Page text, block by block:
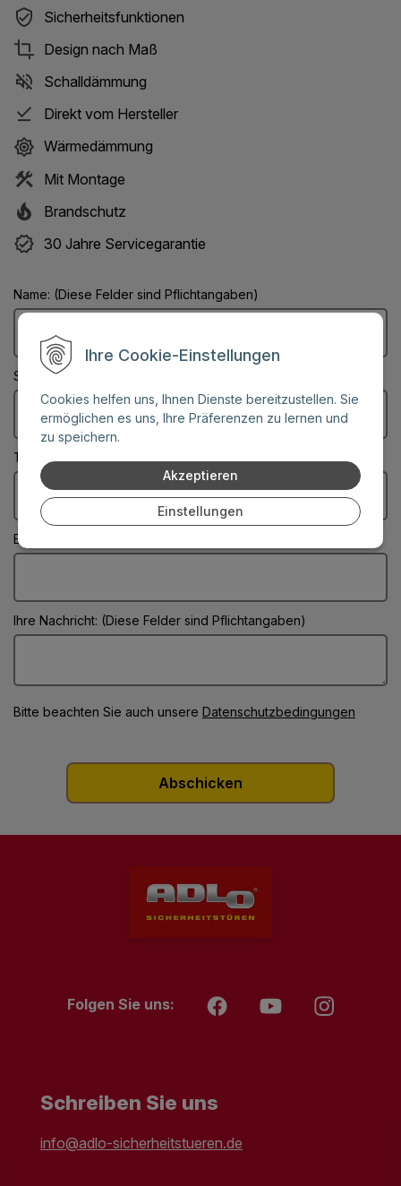
Ihre Cookie-Einstellungen
Cookies helfen uns, Ihnen Dienste bereitzustellen. Sie
ermöglichen es uns, Ihre Präferenzen zu lernen und
zu speichern.
Akzeptieren
Einstellungen
Sicherheitsfunktionen
Design nach Maß
Schalldämmung
Direkt vom Hersteller
Wärmedämmung
Mit Montage
Brandschutz
30 Jahre Servicegarantie
Name: (Diese Felder sind Pflichtangaben)
Stadt: (Diese Felder sind Pflichtangaben)
Telefonnummer:
E-Mail: (Diese Felder sind Pflichtangaben)
Ihre Nachricht: (Diese Felder sind Pflichtangaben)
Bitte beachten Sie auch unsere Datenschutzbedingungen
Folgen Sie uns:
Schreiben Sie uns
info@adlo-sicherheitstueren.de